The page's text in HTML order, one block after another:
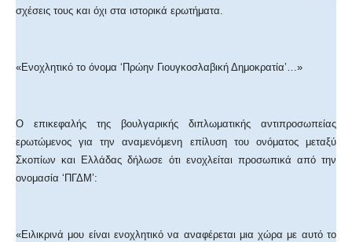
σχέσεις τους και όχι στα ιστορικά ερωτήματα.
«Ενοχλητικό το όνομα ‘Πρώην Γιουγκοσλαβική Δημοκρατία’…»
Ο επικεφαλής της βουλγαρικής διπλωματικής αντιπροσωπείας
ερωτώμενος για την αναμενόμενη επίλυση του ονόματος μεταξύ
Σκοπίων και Ελλάδας δήλωσε ότι ενοχλείται προσωπικά από την
ονομασία ‘ΠΓΔΜ’:
«Ειλικρινά μου είναι ενοχλητικό να αναφέρεται μια χώρα με αυτό το